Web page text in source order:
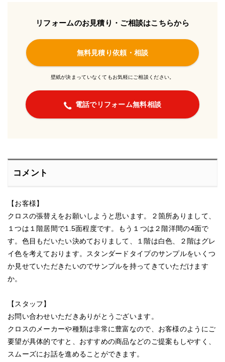
リフォームのお見積り・ご相談はこちらから
無料見積り依頼・相談
壁紙が決まっていなくてもお気軽にご相談ください。
電話でリフォーム無料相談
コメント
【お客様】
クロスの張替えをお願いしようと思います。２箇所ありまして、
１つは１階居間で1.5面程度です。もう１つは２階洋間の4面で
す。色目もだいたい決めておりまして、１階は白色、２階はグレ
イ色を考えております。スタンダードタイプのサンプルをいくつ
か見せていただきたいのでサンプルを持ってきていただけます
か。
【スタッフ】
お問い合わせいただきありがとうございます。
クロスのメーカーや種類は非常に豊富なので、お客様のようにご
要望が具体的ですと、おすすめの商品などのご提案もしやすく、
スムーズにお話を進めることができます。